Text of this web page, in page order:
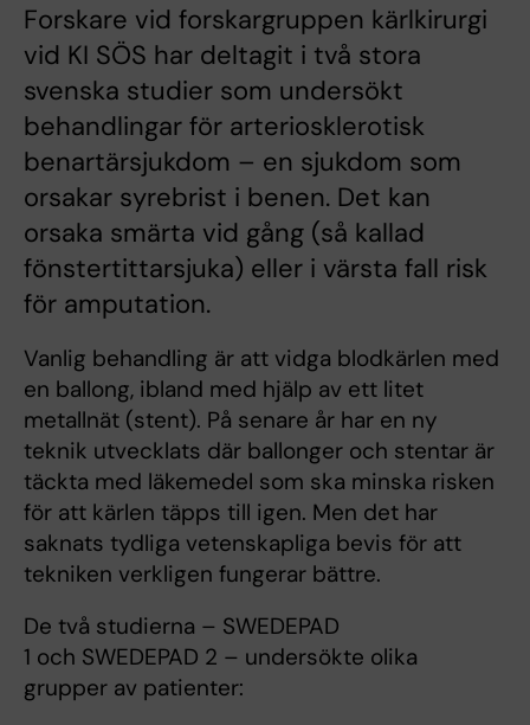
Forskare vid forskargruppen kärlkirurgi
vid KI SÖS har deltagit i två stora
svenska studier som undersökt
behandlingar för arteriosklerotisk
benartärsjukdom – en sjukdom som
orsakar syrebrist i benen. Det kan
orsaka smärta vid gång (så kallad
fönstertittarsjuka) eller i värsta fall risk
för amputation.
Vanlig behandling är att vidga blodkärlen med
en ballong, ibland med hjälp av ett litet
metallnät (stent). På senare år har en ny
teknik utvecklats där ballonger och stentar är
täckta med läkemedel som ska minska risken
för att kärlen täpps till igen. Men det har
saknats tydliga vetenskapliga bevis för att
tekniken verkligen fungerar bättre.
De två studierna – SWEDEPAD
1 och SWEDEPAD 2 – undersökte olika
grupper av patienter: